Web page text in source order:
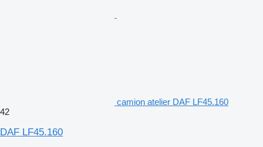
camion atelier DAF LF45.160
42
DAF LF45.160